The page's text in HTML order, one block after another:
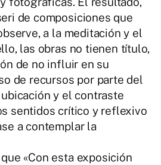
de composiciones que
a la meditación y el
las obras no tienen título,
de no influir en su
de recursos por parte del
y el contraste
sentidos crítico y reflexivo
a contemplar la
«Con esta exposición